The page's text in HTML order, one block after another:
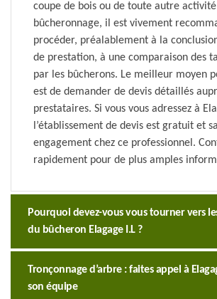
coupe de bois ou de toute autre
bûcheronnage, il est vivement
procéder, préalablement à la
de prestation, à une comparaison des
par les bûcherons. Le meilleur moyen
est de demander de devis détaillés
prestataires. Si vous vous adressez à
l’établissement de devis est gratuit et
engagement chez ce professionnel.
rapidement pour de plus amples
Pourquoi devez-vous vous tourner vers
du bûcheron Elagage I.L ?
Tronçonnage d’arbre : faites appel à
son équipe